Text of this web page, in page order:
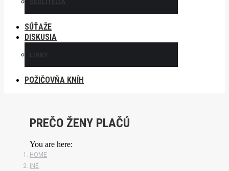
ŠKOLITELIA
SÚŤAŽE
DISKUSIA
LINKY
POŽIČOVŇA KNÍH
PREČO ŽENY PLAČÚ
You are here:
HOME
INÉ